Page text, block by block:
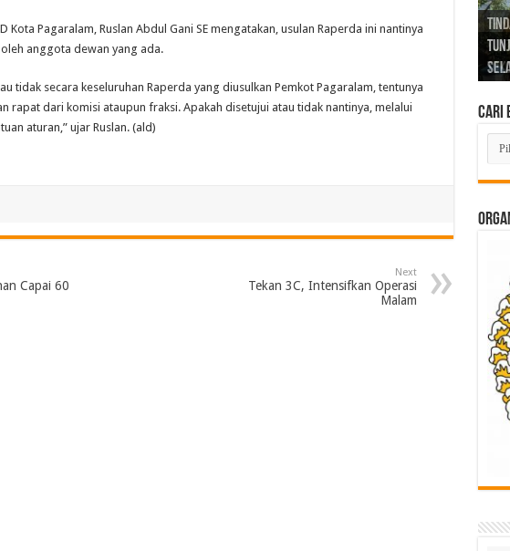
Kota Pagaralam, Ruslan Abdul Gani SE mengatakan, usulan Raperda ini nantinya
anggota dewan yang ada.
tidak secara keseluruhan Raperda yang diusulkan Pemkot Pagaralam, tentunya
rapat dari komisi ataupun fraksi. Apakah disetujui atau tidak nantinya, melalui
aturan,” ujar Ruslan. (ald)
Capai 60
Next
Tekan 3C, Intensifkan Operasi
Malam
Cari
Cari
di